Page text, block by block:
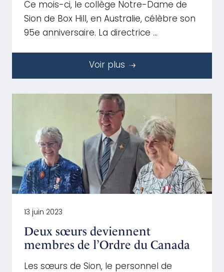
Ce mois-ci, le collège Notre-Dame de
Sion de Box Hill, en Australie, célèbre son
95e anniversaire. La directrice …
Voir plus
13 juin 2023
Deux sœurs deviennent
membres de l’Ordre du Canada
Les sœurs de Sion, le personnel de